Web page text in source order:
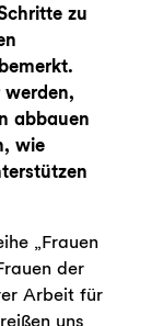
zu
werden,
abbauen
wie
„Frauen
der
Arbeit für
uns